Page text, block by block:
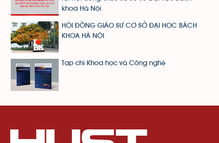
khoa Hà Nội
HỘI ĐỒNG GIÁO SƯ CƠ SỞ ĐẠI HỌC BÁCH
KHOA HÀ NỘI
Tạp chí Khoa học và Công nghệ